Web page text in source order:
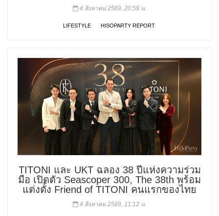
4 สิงหาคม 2569, 20:59 น.
LIFESTYLE HISOPARTY REPORT
TITONI และ UKT ฉลอง 38 ปีแห่งความร่วม
มือ เปิดตัว Seascoper 300, The 38th พร้อม
แต่งตั้ง Friend of TITONI คนแรกของไทย
4 สิงหาคม 2569, 11:12 น.